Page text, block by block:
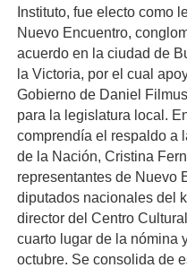
Instituto, fue electo como
Nuevo Encuentro,
acuerdo en la ciudad de
la Victoria, por el cual
Gobierno de Daniel
para la legislatura local.
comprendía el respaldo a
de la Nación, Cristina
representantes de Nuevo
diputados nacionales del
director del Centro
cuarto lugar de la nómina
octubre. Se consolida de